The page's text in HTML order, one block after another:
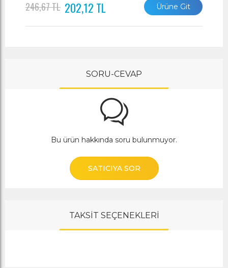
246,67 TL 202,12 TL Ürüne Git
SORU-CEVAP
Bu ürün hakkında soru bulunmuyor.
SATICIYA SOR
TAKSİT SEÇENEKLERİ